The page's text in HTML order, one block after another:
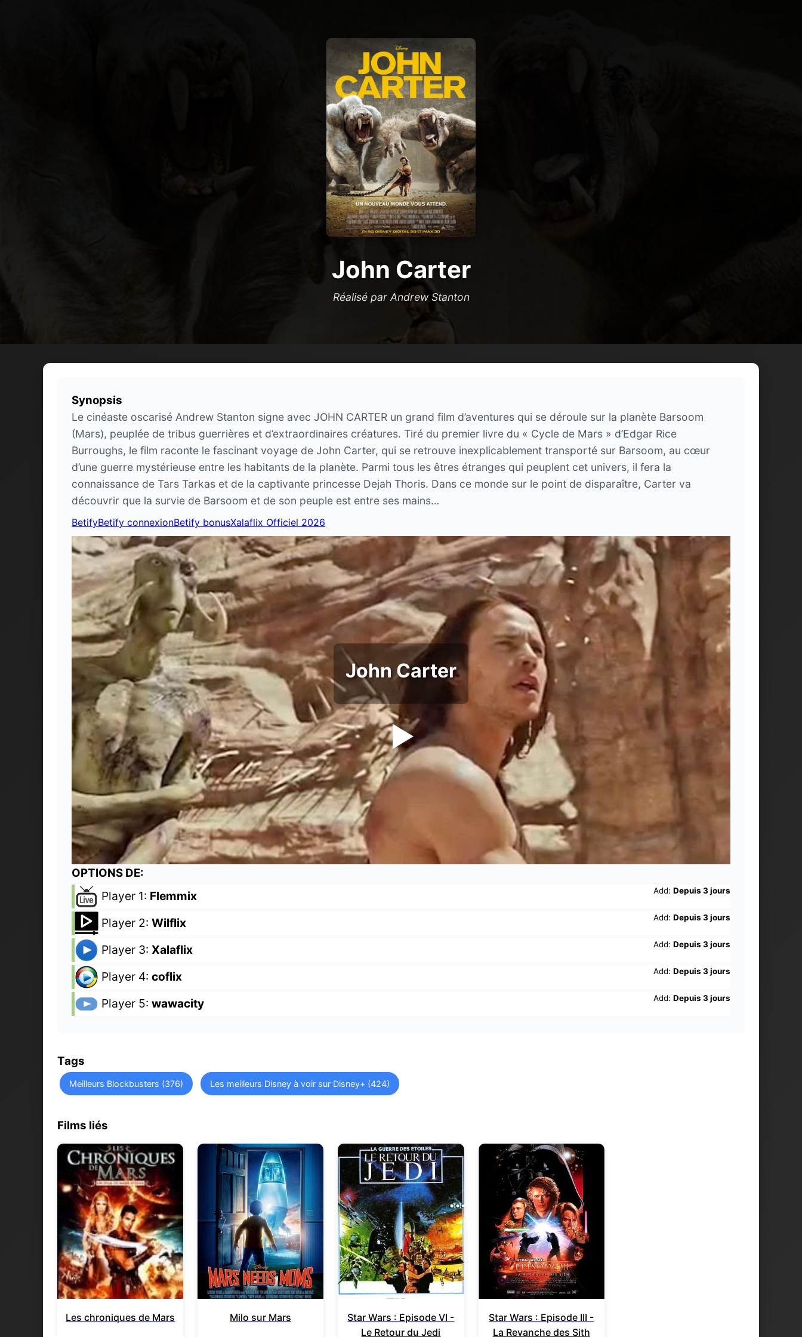
John Carter
Réalisé par Andrew Stanton
Synopsis
Le cinéaste oscarisé Andrew Stanton signe avec JOHN CARTER un grand film d’aventures qui se déroule sur la planète Barsoom
(Mars), peuplée de tribus guerrières et d’extraordinaires créatures. Tiré du premier livre du « Cycle de Mars » d’Edgar Rice
Burroughs, le film raconte le fascinant voyage de John Carter, qui se retrouve inexplicablement transporté sur Barsoom, au cœur
d’une guerre mystérieuse entre les habitants de la planète. Parmi tous les êtres étranges qui peuplent cet univers, il fera la
connaissance de Tars Tarkas et de la captivante princesse Dejah Thoris. Dans ce monde sur le point de disparaître, Carter va
découvrir que la survie de Barsoom et de son peuple est entre ses mains…
BetifyBetify connexionBetify bonusXalaflix Officiel 2026
John Carter
OPTIONS DE:
Player 1: Flemmix Add: Depuis 3 jours
Player 2: Wilflix Add: Depuis 3 jours
Player 3: Xalaflix Add: Depuis 3 jours
Player 4: coflix Add: Depuis 3 jours
Player 5: wawacity Add: Depuis 3 jours
Tags
Meilleurs Blockbusters (376) Les meilleurs Disney à voir sur Disney+ (424)
Films liés
Les chroniques de Mars Milo sur Mars
Star Wars : Episode VI -
Le Retour du Jedi
Star Wars : Episode III -
La Revanche des Sith